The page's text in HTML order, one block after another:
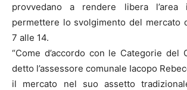
provvedano a rendere libera l’area
permettere lo svolgimento del mercato
7 alle 14.
“Come d’accordo con le Categorie del
detto l’assessore comunale Iacopo
il mercato nel suo assetto